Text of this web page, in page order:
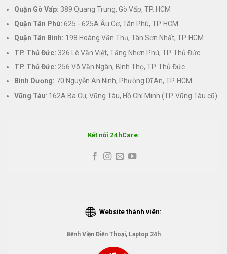
Quận Gò Vấp: 389 Quang Trung, Gò Vấp, TP. HCM
Quận Tân Phú: 625 - 625A Âu Cơ, Tân Phú, TP. HCM
Quận Tân Bình: 198 Hoàng Văn Thụ, Tân Sơn Nhất, TP. HCM
TP. Thủ Đức: 326 Lê Văn Việt, Tăng Nhơn Phú, TP. Thủ Đức
TP. Thủ Đức: 256 Võ Văn Ngân, Bình Thọ, TP. Thủ Đức
Bình Dương: 70 Nguyễn An Ninh, Phường Dĩ An, TP. HCM
Vũng Tàu: 162A Ba Cu, Vũng Tàu, Hồ Chí Minh (TP. Vũng Tàu cũ)
Kết nối 24hCare:
Website thành viên:
Bệnh Viện Điện Thoại, Laptop 24h